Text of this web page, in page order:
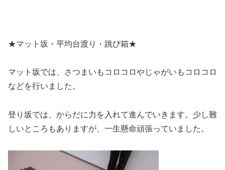
★マット坂・平均台渡り・跳び箱★
マット坂では、さつまいもコロコロやじゃがいもコロコロ
などを行いました。
登り坂では、からだに力を入れて進んでいきます。少し難
しいところもありますが、一生懸命頑張っていました。